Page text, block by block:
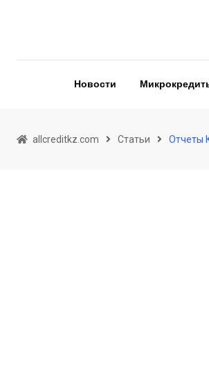
Новости
allcreditkz.com Статьи Отчеты